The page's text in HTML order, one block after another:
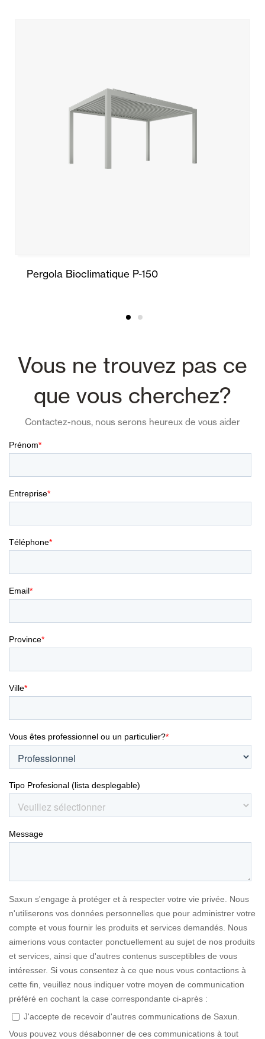
Pergola Bioclimatique P-150
Vous ne trouvez pas ce
que vous cherchez?
Contactez-nous, nous serons heureux de vous aider